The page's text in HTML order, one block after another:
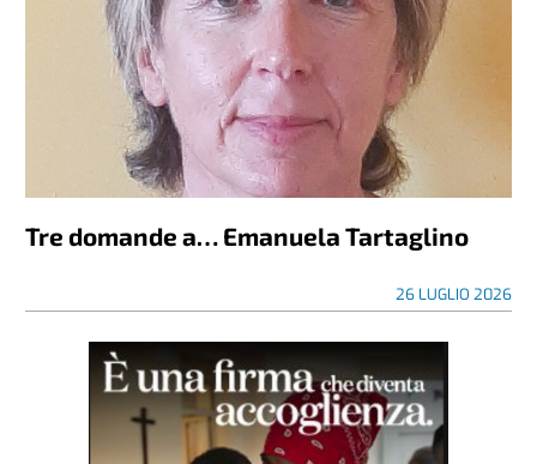
Tre domande a… Emanuela Tartaglino
26 LUGLIO 2026